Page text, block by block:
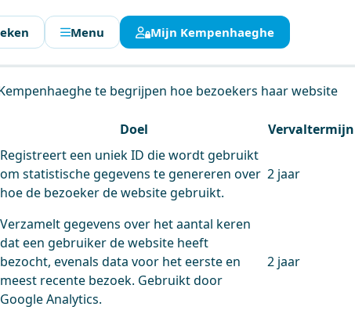
te begrijpen hoe bezoekers haar website
Doel Vervaltermijn
Registreert een uniek ID die wordt gebruikt
om statistische gegevens te genereren over
hoe de bezoeker de website gebruikt.
2 jaar
Verzamelt gegevens over het aantal keren
dat een gebruiker de website heeft
bezocht, evenals data voor het eerste en
meest recente bezoek. Gebruikt door
Google Analytics.
2 jaar
Menu Mijn Kempenhaeghe